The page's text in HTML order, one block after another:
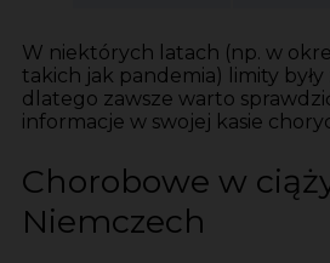
W niektórych latach (np. w
takich jak pandemia) limity były
dlatego zawsze warto
informacje w swojej kasie
Chorobowe w
Niemczech